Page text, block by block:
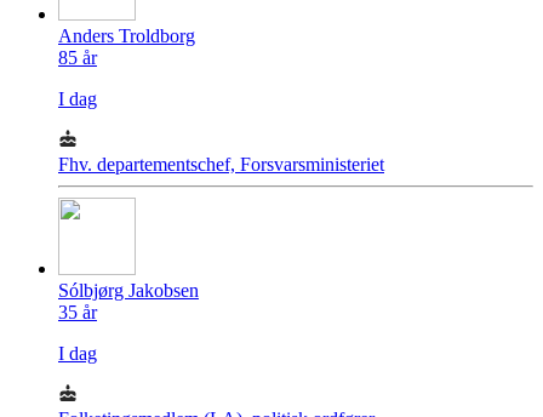
Anders Troldborg
85 år
I dag
Fhv. departementschef, Forsvarsministeriet
Sólbjørg Jakobsen
35 år
I dag